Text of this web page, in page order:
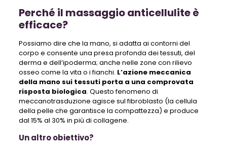
Perché il massaggio anticellulite è
efficace?
Possiamo dire che la mano, si adatta ai contorni del
corpo e consente una presa profonda dei tessuti, del
derma e dell’ipoderma; anche nelle zone con rilievo
osseo come la vita o i fianchi. L’azione meccanica
della mano sui tessuti porta a una comprovata
risposta biologica. Questo fenomeno di
meccanotrasduzione agisce sul fibroblasto (la cellula
della pelle che garantisce la compattezza) e produce
dal 15% al ​​30% in più di collagene.
Un altro obiettivo?